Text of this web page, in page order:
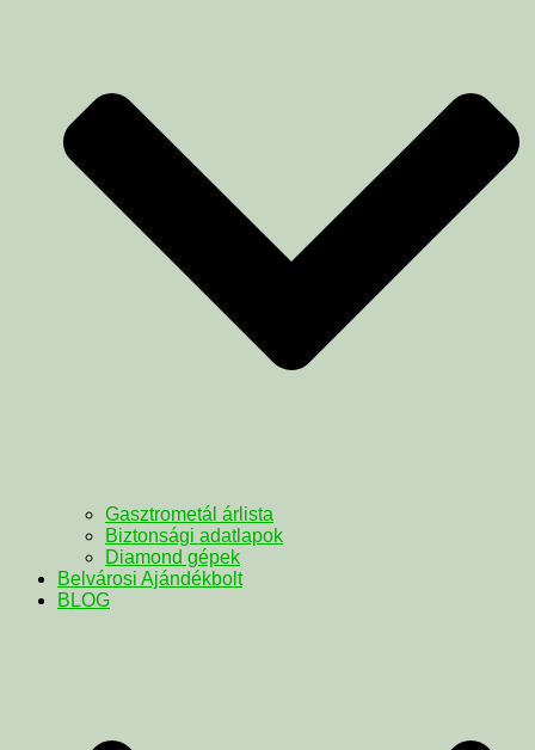
Gasztrometál árlista
Biztonsági adatlapok
Diamond gépek
Belvárosi Ajándékbolt
BLOG